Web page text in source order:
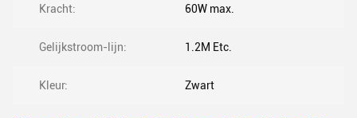
Kracht: 60W max.
Gelijkstroom-lijn: 1.2M Etc.
Kleur: Zwart